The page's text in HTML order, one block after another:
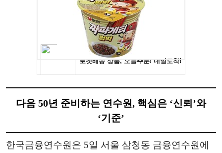
다음 50년 준비하는 연수원, 핵심은 ‘신뢰’와
‘기준’
한국금융연수원은 5일 서울 삼청동 금융연수원에